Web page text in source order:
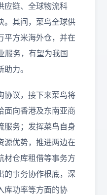
应链、全球物流科
。其间，菜鸟全球供
平方米海外仓，并在
服务，有望为我国
力。
协议，接下来菜鸟将
面向香港及东南亚商
服务；发挥菜鸟自身
源优势，推进两边在
材仓库租借等事务方
的事务协作根底，深
库功率等方面的协